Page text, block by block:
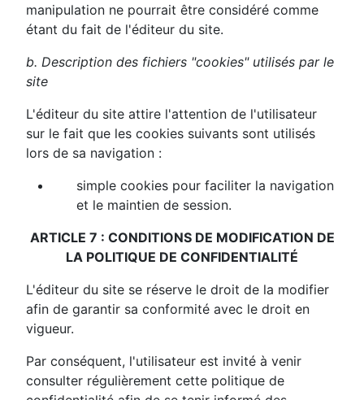
manipulation ne pourrait être considéré comme
étant du fait de l'éditeur du site.
b. Description des fichiers "cookies" utilisés par le
site
L'éditeur du site attire l'attention de l'utilisateur
sur le fait que les cookies suivants sont utilisés
lors de sa navigation :
simple cookies pour faciliter la navigation
et le maintien de session.
ARTICLE 7 : CONDITIONS DE MODIFICATION DE
LA POLITIQUE DE CONFIDENTIALITÉ
L'éditeur du site se réserve le droit de la modifier
afin de garantir sa conformité avec le droit en
vigueur.
Par conséquent, l'utilisateur est invité à venir
consulter régulièrement cette politique de